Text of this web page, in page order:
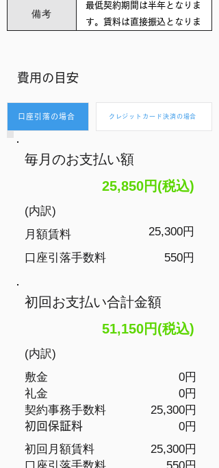
備考
最低契約期間は半年となりま
す。賃料は直接振込となりま
​費用の目安
口座引落の場合 クレジットカード決済の場合
毎月のお支払い額
25,850円(税込)
(内訳)
月額賃料
25,300円
​口座引落手数料
550円
初回お支払い合計金額
51,150円(税込)
(内訳)
敷金
0円
礼金
0円
​契約事務手数料
25,300円
​初回保証料
0円
初回月額賃料
25,300円